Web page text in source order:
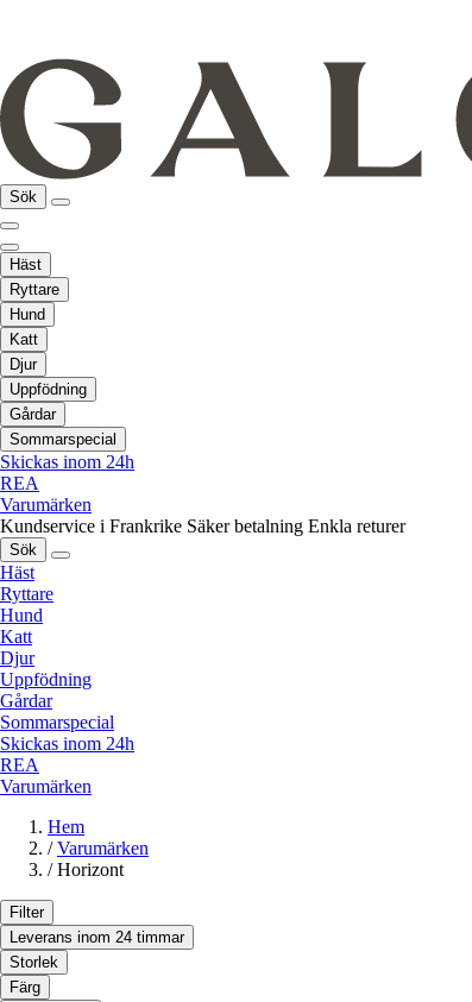
Sök
Häst
Ryttare
Hund
Katt
Djur
Uppfödning
Gårdar
Sommarspecial
Skickas inom 24h
REA
Varumärken
Kundservice i Frankrike Säker betalning Enkla returer
Sök
Häst
Ryttare
Hund
Katt
Djur
Uppfödning
Gårdar
Sommarspecial
Skickas inom 24h
REA
Varumärken
Hem
/ Varumärken
/ Horizont
Filter
Leverans inom 24 timmar
Storlek
Färg